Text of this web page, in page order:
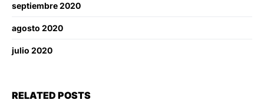
septiembre 2020
agosto 2020
julio 2020
RELATED POSTS